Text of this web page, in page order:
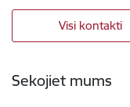
Visi kontakti
Sekojiet mums